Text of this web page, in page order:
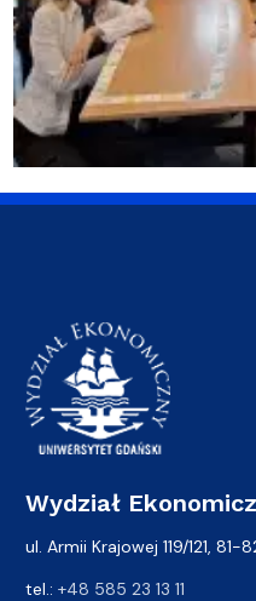
Wydział
ul. Armii Krajowej 119/121,
tel.: +48 585 23 13 11